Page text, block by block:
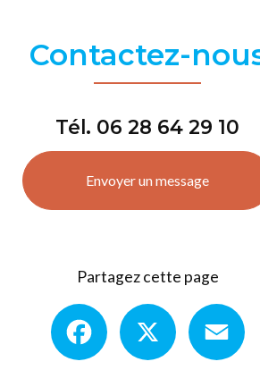
Contactez-
Tél. 06 28 64 29 10
Envoyer un message
Partagez cette page
Facebook